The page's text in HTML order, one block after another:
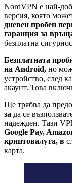
NordVPN е най-
версия, която
дневен пробен
гаранция за
безплатна
Безплатната
на Android, но
устройство, след
акаунт. Това
Ще трябва да
за да се
надежден. Тази
Google Pay,
криптовалута, в
карта.